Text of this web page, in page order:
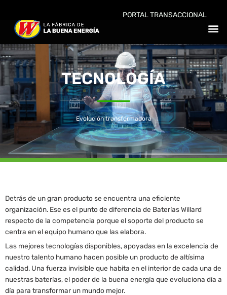
PORTAL TRANSACCIONAL
contenido
TECNOLOGÍA
Evolución transformadora
Detrás de un gran producto se encuentra una eficiente
organización. Ese es el punto de diferencia de Baterías Willard
respecto de la competencia porque el soporte del producto se
centra en el equipo humano que las elabora.
Las mejores tecnologías disponibles, apoyadas en la excelencia de
nuestro talento humano hacen posible un producto de altísima
calidad. Una fuerza invisible que habita en el interior de cada una de
nuestras baterías, el poder de la buena energía que evoluciona día a
día para transformar un mundo mejor.